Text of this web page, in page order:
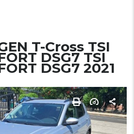
T-Cross TSI
DSG7 TSI
DSG7 2021